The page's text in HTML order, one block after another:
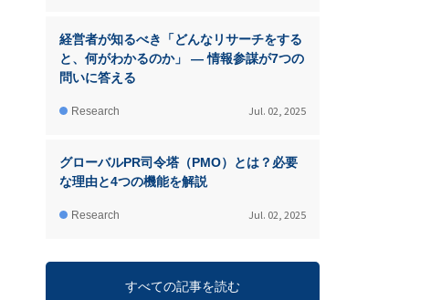
経営者が知るべき「どんなリサーチをする
と、何がわかるのか」 ― 情報参謀が7つの
問いに答える
Research Jul. 02, 2025
グローバルPR司令塔（PMO）とは？必要
な理由と4つの機能を解説
Research Jul. 02, 2025
すべての記事を読む